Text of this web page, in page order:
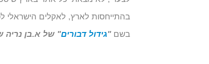
בהתייחסות לארץ, לאקלים הישראלי
בשם "גידול דבורים" של א.בן נריה שיצא לאור